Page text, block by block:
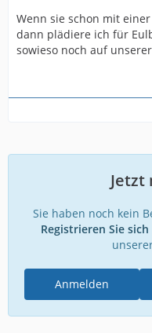
Wenn sie schon mit
dann plädiere ich für
sowieso noch auf
Jetzt
Sie haben noch kein
Registrieren Sie
Anmelden